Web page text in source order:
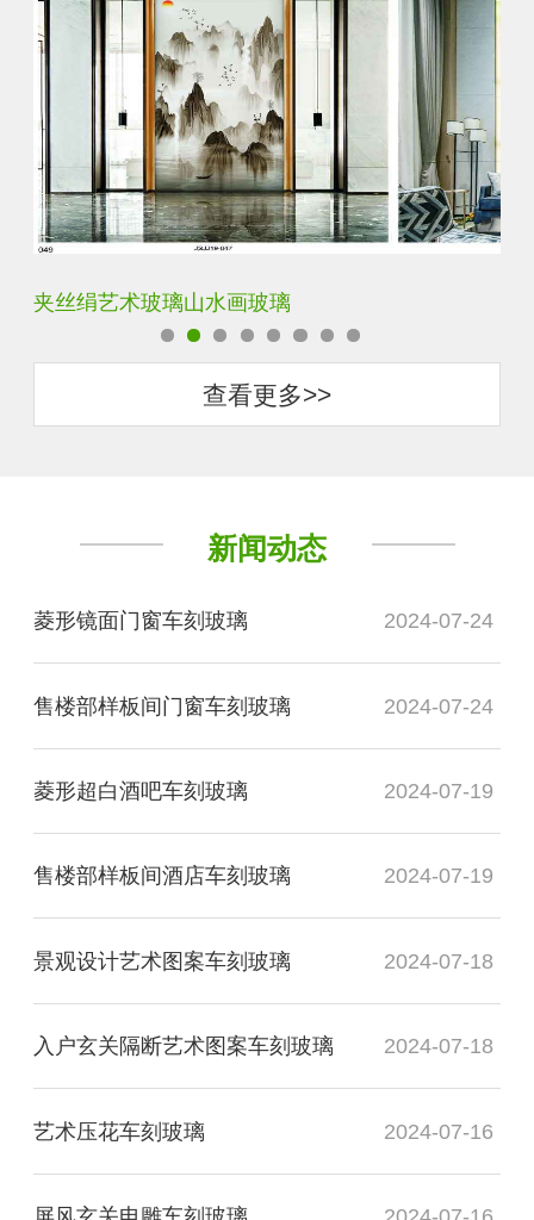
水默意境水墨山水画玻璃
查看更多>>
新闻动态
菱形镜面门窗车刻玻璃 2024-07-24
售楼部样板间门窗车刻玻璃 2024-07-24
菱形超白酒吧车刻玻璃 2024-07-19
售楼部样板间酒店车刻玻璃 2024-07-19
景观设计艺术图案车刻玻璃 2024-07-18
入户玄关隔断艺术图案车刻玻璃 2024-07-18
艺术压花车刻玻璃 2024-07-16